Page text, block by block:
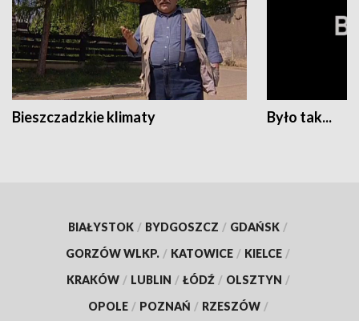
Bieszczadzkie klimaty Było tak...
BIAŁYSTOK / BYDGOSZCZ / GDAŃSK /
GORZÓW WLKP. / KATOWICE / KIELCE /
KRAKÓW / LUBLIN / ŁÓDŹ / OLSZTYN /
OPOLE / POZNAŃ / RZESZÓW /